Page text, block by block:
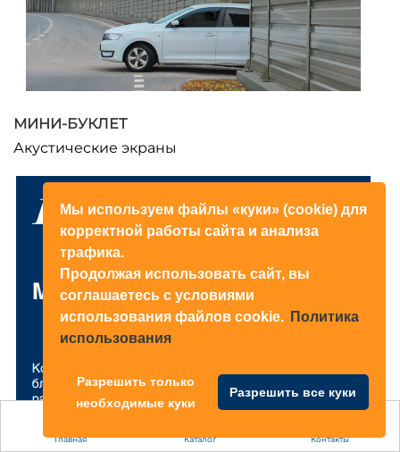
Мы используем файлы «куки» (cookie) для
корректной работы сайта и анализа
трафика.
Продолжая использовать сайт, вы
соглашаетесь с условиями
использования файлов cookie. Политика
использования
Разрешить только
необходимые куки
Разрешить все куки
Главная Каталог Контакты
МИНИ-БУКЛЕТ
Акустические экраны